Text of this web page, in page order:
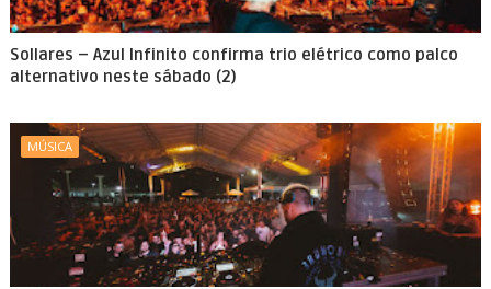
Sollares – Azul Infinito confirma trio elétrico como palco
alternativo neste sábado (2)
MÚSICA